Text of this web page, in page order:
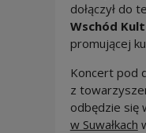
dołączył do
Wschód
promującej
Koncert pod
z
odbędzie się
w Suwałkach